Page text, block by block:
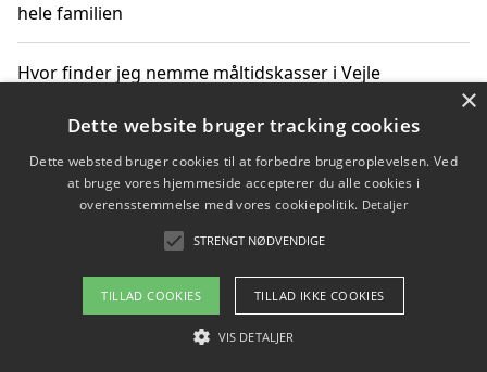
hele familien
Hvor finder jeg nemme måltidskasser i Vejle
Copyright 2026 - Pilanto Aps
Om / kontakt
Blog Betingelser
×
Dette website bruger tracking cookies
Dette websted bruger cookies til at forbedre brugeroplevelsen. Ved
at bruge vores hjemmeside accepterer du alle cookies i
overensstemmelse med vores cookiepolitik. Detaljer
STRENGT NØDVENDIGE
TILLAD COOKIES TILLAD IKKE COOKIES
VIS DETALJER